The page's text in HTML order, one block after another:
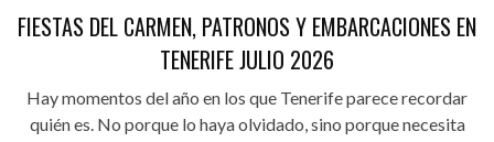
FIESTAS DEL CARMEN, PATRONOS Y EMBARCACIONES EN
TENERIFE JULIO 2026
Hay momentos del año en los que Tenerife parece recordar
quién es. No porque lo haya olvidado, sino porque necesita